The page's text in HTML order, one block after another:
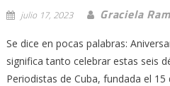
julio 17, 2023 Graciela
Se dice en pocas palabras:
significa tanto celebrar estas seis
Periodistas de Cuba, fundada el 15